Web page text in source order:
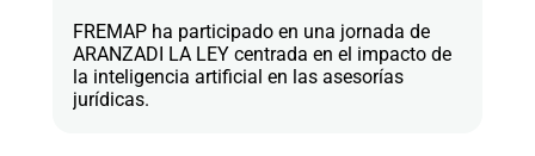
FREMAP ha participado en una jornada de
ARANZADI LA LEY centrada en el impacto de
la inteligencia artificial en las asesorías
jurídicas.